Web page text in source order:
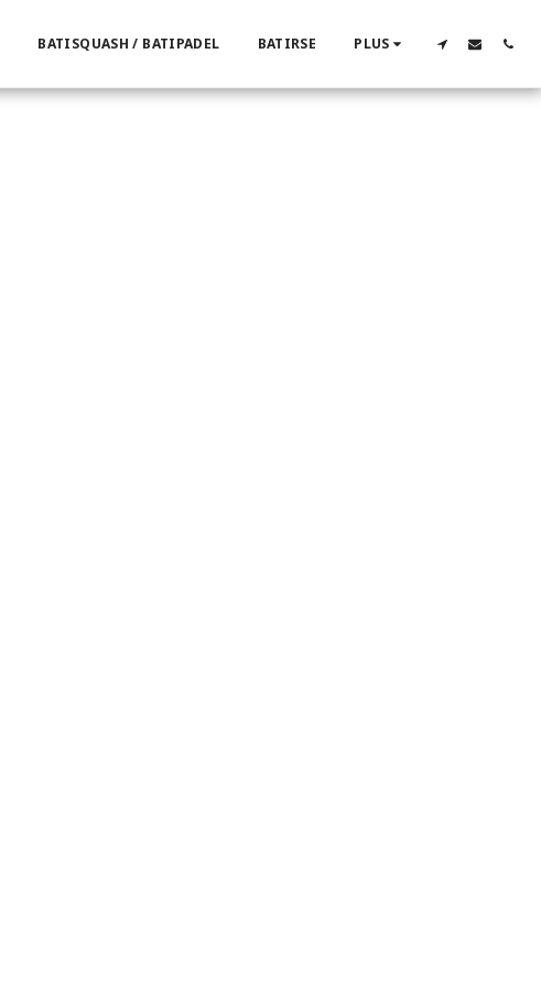
BATISQUASH / BATIPADEL BATIRSE PLUS